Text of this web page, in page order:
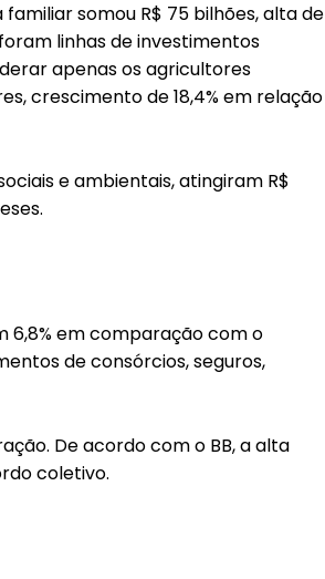
somou R$ 75 bilhões, alta de
linhas de investimentos
apenas os agricultores
crescimento de 18,4% em relação
e ambientais, atingiram R$
6,8% em comparação com o
de consórcios, seguros,
De acordo com o BB, a alta
coletivo.